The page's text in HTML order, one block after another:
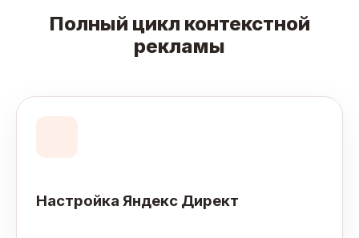
Полный цикл контекстной
рекламы
Настройка Яндекс Директ